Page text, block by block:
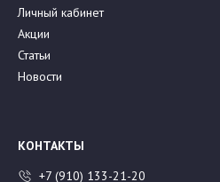
Личный кабинет
Акции
Статьи
Новости
КОНТАКТЫ
+7 (910) 133-21-20